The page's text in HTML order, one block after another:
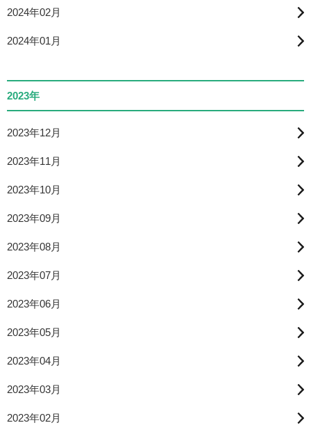
2024年02月
2024年01月
2023年
2023年12月
2023年11月
2023年10月
2023年09月
2023年08月
2023年07月
2023年06月
2023年05月
2023年04月
2023年03月
2023年02月